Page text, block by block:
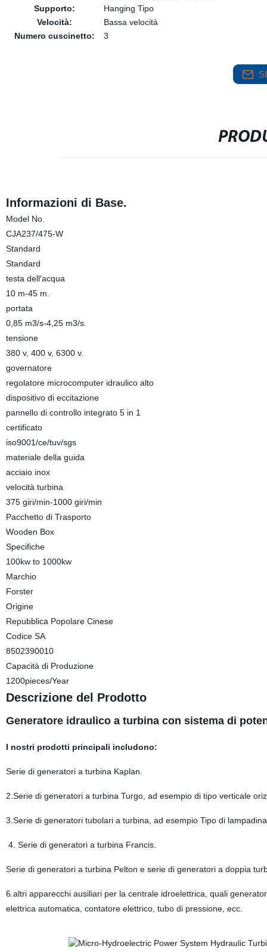
Supporto:
Hanging Tipo
Velocità:
Bassa velocità
Numero cuscinetto:
3
Informazioni di Base.
Model No.
CJA237/475-W
Standard
Standard
testa dell′acqua
10 m-45 m.
portata
0,85 m3/s-4,25 m3/s.
tensione
380 v, 400 v, 6300 v.
governatore
regolatore microcomputer idraulico alto
dispositivo di eccitazione
pannello di controllo integrato 5 in 1
certificato
iso9001/ce/tuv/sgs
materiale della guida
acciaio inox
velocità turbina
375 giri/min-1000 giri/min
Pacchetto di Trasporto
Wooden Box
Specifiche
100kw to 1000kw
Marchio
Forster
Origine
Repubblica Popolare Cinese
Codice SA
8502390010
Capacità di Produzione
1200pieces/Year
Descrizione del Prodotto
Generatore idraulico a turbina con sistema di
I nostri prodotti principali includono:
Serie di generatori a turbina Kaplan.
2.Serie di generatori a turbina Turgo, ad esempio di tipo verticale
3.Serie di generatori tubolari a turbina, ad esempio Tipo di
4. Serie di generatori a turbina Francis.
Serie di generatori a turbina Pelton e serie di generatori a doppia
6.altri apparecchi ausiliari per la centrale idroelettrica, quali
elettrica automatica, contatore elettrico, tubo di pressione, ecc.